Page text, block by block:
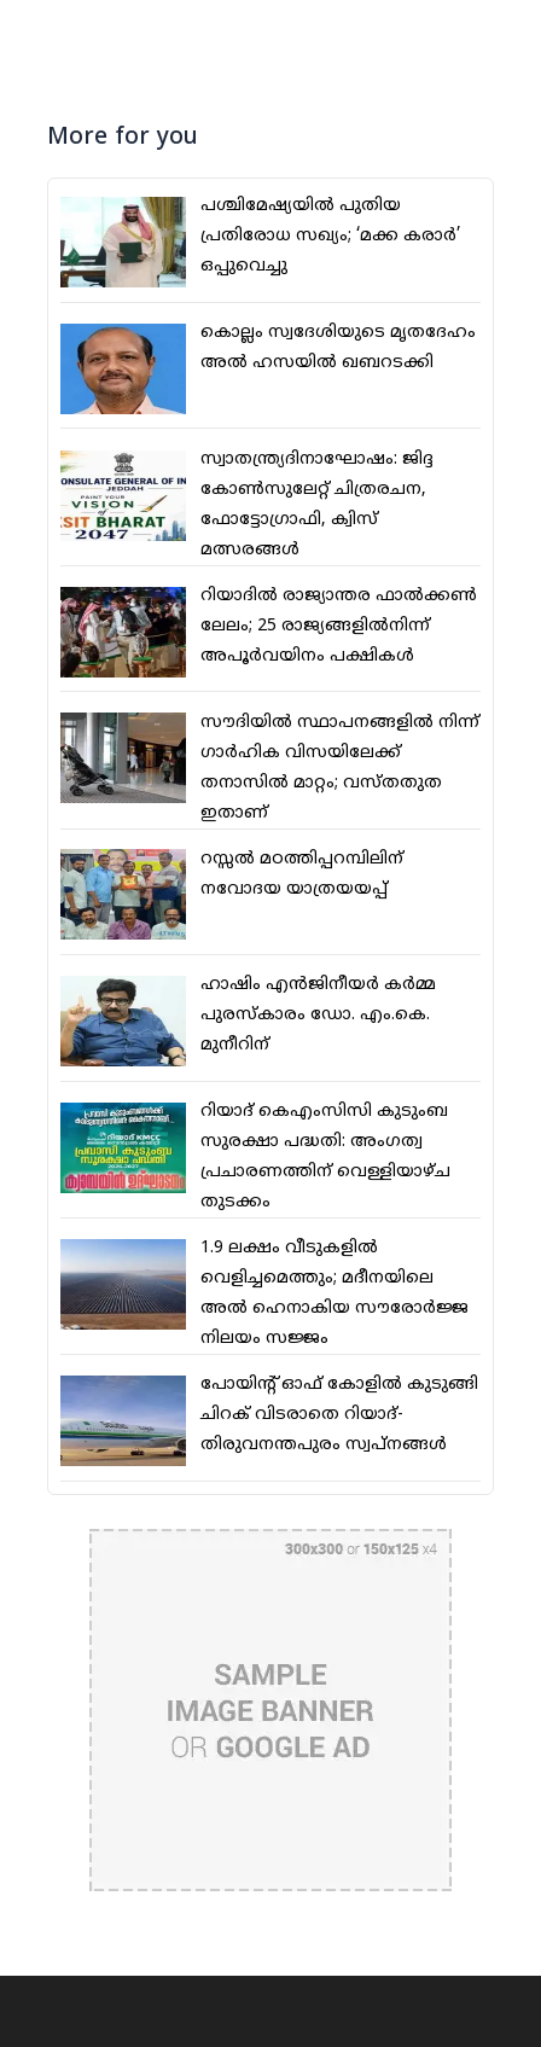
More for you
പശ്ചിമേഷ്യയില്‍ പുതിയ
പ്രതിരോധ സഖ്യം; ‘മക്ക കരാര്‍’
ഒപ്പുവെച്ചു
കൊല്ലം സ്വദേശിയുടെ മൃതദേഹം
അല്‍ ഹസയില്‍ ഖബറടക്കി
സ്വാതന്ത്ര്യദിനാഘോഷം: ജിദ്ദ
കോണ്‍സുലേറ്റ് ചിത്രരചന,
ഫോട്ടോഗ്രാഫി, ക്വിസ്
മത്സരങ്ങള്‍
റിയാദില്‍ രാജ്യാന്തര ഫാല്‍ക്കണ്‍
ലേലം; 25 രാജ്യങ്ങളില്‍നിന്ന്
അപൂര്‍വയിനം പക്ഷികള്‍
സൗദിയില്‍ സ്ഥാപനങ്ങളില്‍ നിന്ന്
ഗാര്‍ഹിക വിസയിലേക്ക്
തനാസില്‍ മാറ്റം; വസ്തതുത
ഇതാണ്
റസ്സല്‍ മഠത്തിപ്പറമ്പിലിന്
നവോദയ യാത്രയയപ്പ്
ഹാഷിം എന്‍ജിനീയര്‍ കര്‍മ്മ
പുരസ്‌കാരം ഡോ. എം.കെ.
മുനീറിന്
റിയാദ് കെഎംസിസി കുടുംബ
സുരക്ഷാ പദ്ധതി: അംഗത്വ
പ്രചാരണത്തിന് വെള്ളിയാഴ്ച
തുടക്കം
1.9 ലക്ഷം വീടുകളില്‍
വെളിച്ചമെത്തും; മദീനയിലെ
അല്‍ ഹെനാകിയ സൗരോര്‍ജ്ജ
നിലയം സജ്ജം
പോയിന്റ് ഓഫ് കോളില്‍ കുടുങ്ങി
ചിറക് വിടരാതെ റിയാദ്-
തിരുവനന്തപുരം സ്വപ്നങ്ങള്‍